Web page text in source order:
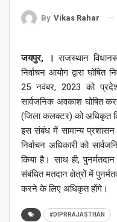
By Vikas Rahar
जयपुर, । राजस्थान
निर्वाचन आयोग द्वारा
25 नवंबर, 2023 को प्रदेश
सार्वजनिक अवकाश घोषित
(जिला कलक्टर) को अधिकृत
इस संबंध में सामान्य
निर्वाचन अधिकारी को
किया है। साथ ही,
संबंधित मतदान क्षेत्रों में
करने के लिए अधिकृत होंगे।
#DIPRRAJASTHAN